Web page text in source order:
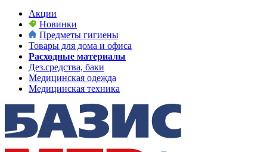
Акции
Новинки
Предметы гигиены
Товары для дома и офиса
Расходные материалы
Дез.средства, баки
Медицинская одежда
Медицинская техника